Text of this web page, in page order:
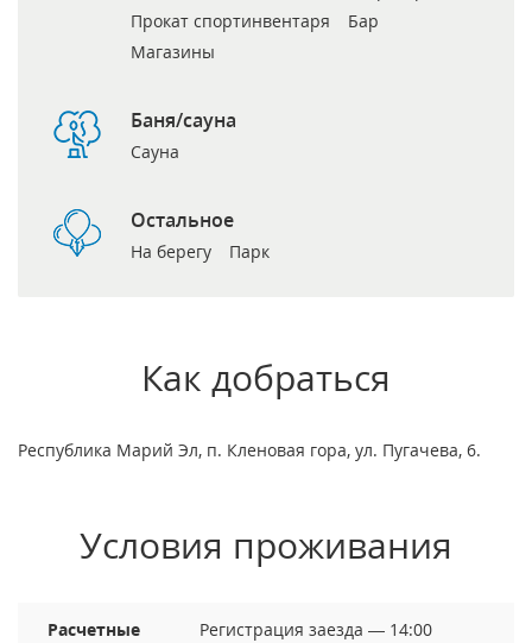
Прокат спортинвентаря
Бар
Магазины
Баня/сауна
Сауна
Остальное
На берегу Парк
Как добраться
Республика Марий Эл, п. Кленовая гора, ул. Пугачева, 6.
Условия проживания
Расчетные
Регистрация заезда — 14:00